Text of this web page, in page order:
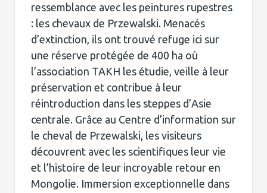
ressemblance avec les peintures rupestres
: les chevaux de Przewalski. Menacés
d’extinction, ils ont trouvé refuge ici sur
une réserve protégée de 400 ha où
l’association TAKH les étudie, veille à leur
préservation et contribue à leur
réintroduction dans les steppes d’Asie
centrale. Grâce au Centre d’information sur
le cheval de Przewalski, les visiteurs
découvrent avec les scientifiques leur vie
et l’histoire de leur incroyable retour en
Mongolie. Immersion exceptionnelle dans